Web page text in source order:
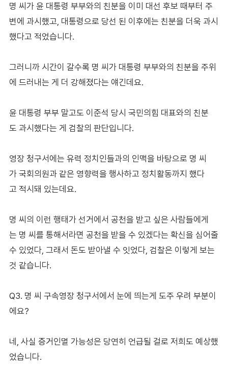
명 씨가 윤 대통령 부부와의 친분을 이미 대선 후보 때부터 주
변에 과시했고, 대통령으로 당선 된 이후에는 친분을 더욱 과시
했다고 적었습니다.
그러니까 시간이 갈수록 명 씨가 대통령 부부와의 친분을 주위
에 드러내는 게 더 강해졌다는 얘긴데요.
윤 대통령 부부 말고도 이준석 당시 국민의힘 대표와의 친분
도 과시했다는 게 검찰의 판단입니다.
영장 청구서에는 유력 정치인들과의 인맥을 바탕으로 명 씨
가 국회의원과 같은 영향력을 행사하고 정치활동까지 했다
고 적시돼 있는데요.
명 씨의 이런 행태가 선거에서 공천을 받고 싶은 사람들에게
는 명 씨를 통해서라면 공천을 받을 수 있겠다는 확신을 심어줄
수 있었다, 그래서 돈도 받아낼 수 잇었다, 검찰은 이렇게 보는
것 같습니다.
Q3. 명 씨 구속영장 청구서에서 눈에 띄는게 도주 우려 부분이
에요?
네, 사실 증거인멸 가능성은 당연히 언급될 걸로 저희도 예상했
었습니다.